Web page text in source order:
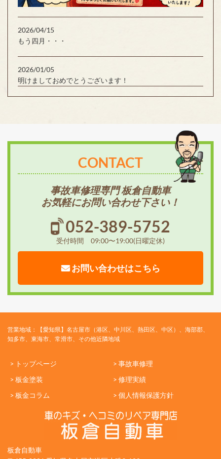
2026/04/15
もう四月・・・
2026/01/05
明けましておめでとうございます！
CONTACT
事故車修理専門 板倉自動車
お気軽にお問い合わせ下さい！
052-389-5752
受付時間 09:00〜19:00(日曜定休)
お問い合わせはこちら
営業地域：【愛知県】名古屋市（港区、中川区、熱田区、中区）、海部郡、
知多市、東海市、常滑市、その他近隣地域
> トップページ
> 事故車修理
> 板金塗装
> 修理実績
> 板金コラム
> 個人情報保護方針
板倉自動車